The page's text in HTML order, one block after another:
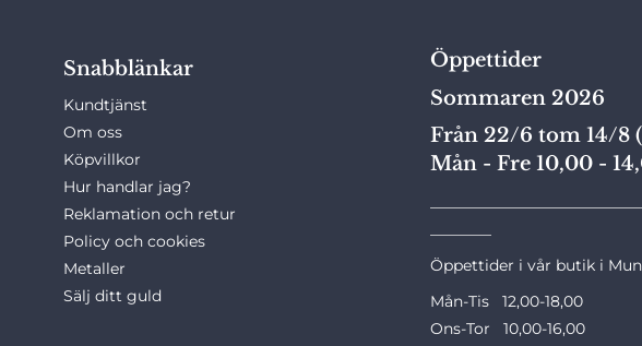
Snabblänkar
Kundtjänst
Om oss
Köpvillkor
Hur handlar jag?
Reklamation och retur
Policy och cookies
Metaller
Sälj ditt guld
Öppettider
Sommaren 2026
Från 22/6 tom 14/8
Mån - Fre 10,00 -
Öppettider i vår butik i
Mån-Tis 12,00-18,00
Ons-Tor 10,00-16,00